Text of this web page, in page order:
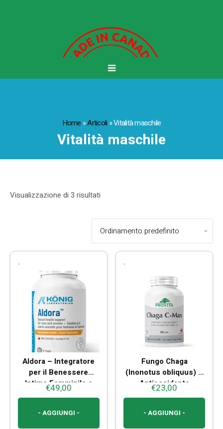
Home »Articoli »Vitalità maschile
Vitalità maschile
Visualizzazione di 3 risultati
Aldora – Integratore
per il Benessere
Intimo Femminile e
Maschile
€49,00
- AGGIUNGI -
Fungo Chaga
(Inonotus obliquus) –
Antiossidante
Naturale e Difese
€23,00
- AGGIUNGI -